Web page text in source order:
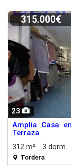
23
315.000€
Amplia Casa
Terraza
312 m²
3 dorm.
Tordera